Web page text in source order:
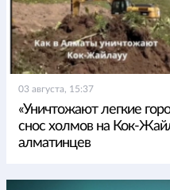
03 августа, 15:37
«Уничтожают легкие
снос холмов на Кок-
алматинцев